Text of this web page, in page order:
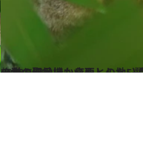
2023.5.29
一台の信号機も必要としない 静かな安らぎの島・ラナイを満喫 700匹の猫の聖地ほか癒やしの地5選
旅＆お出かけ